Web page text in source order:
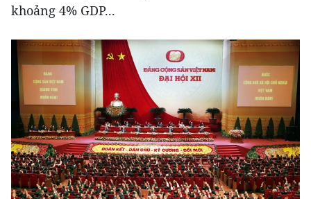
khoảng 4% GDP...